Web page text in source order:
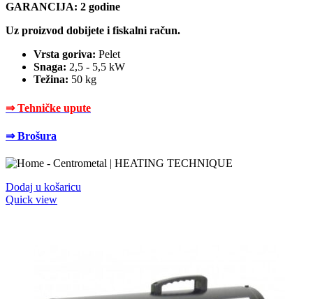
GARANCIJA: 2 godine
Uz proizvod dobijete i fiskalni račun.
Vrsta goriva: Pelet
Snaga: 2,5 - 5,5 kW
Težina: 50 kg
⇒ Tehničke upute
⇒ Brošura
Dodaj u košaricu
Quick view